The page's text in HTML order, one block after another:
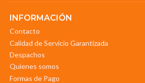
INFORMACIÓN
Contacto
Calidad de Servicio Garantizada
Despachos
Quienes somos
Formas de Pago